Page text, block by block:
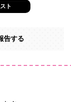
ト
告する